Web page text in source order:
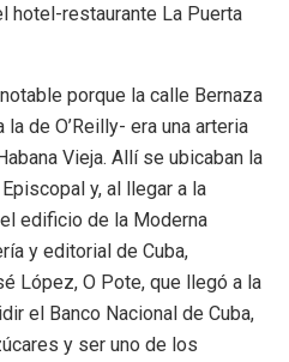
hotel-restaurante La Puerta
porque la calle Bernaza
de O’Reilly- era una arteria
Vieja. Allí se ubicaban la
y, al llegar a la
edificio de la Moderna
y editorial de Cuba,
López, O Pote, que llegó a la
el Banco Nacional de Cuba,
y ser uno de los